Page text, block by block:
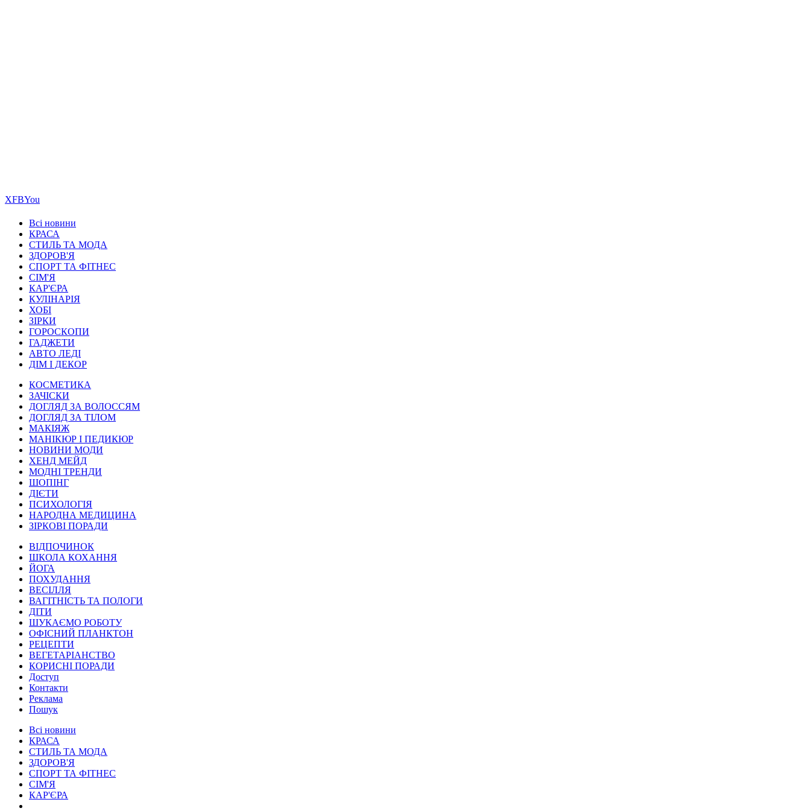
ХFBYou
Всі новини
КРАСА
СТИЛЬ ТА МОДА
ЗДОРОВ'Я
СПОРТ ТА ФІТНЕС
СІМ'Я
КАР'ЄРА
КУЛІНАРІЯ
ХОБІ
ЗІРКИ
ГОРОСКОПИ
ГАДЖЕТИ
АВТО ЛЕДІ
ДІМ І ДЕКОР
КОСМЕТИКА
ЗАЧІСКИ
ДОГЛЯД ЗА ВОЛОССЯМ
ДОГЛЯД ЗА ТІЛОМ
МАКІЯЖ
МАНІКЮР І ПЕДИКЮР
НОВИНИ МОДИ
ХЕНД МЕЙД
МОДНІ ТРЕНДИ
ШОПІНГ
ДІЄТИ
ПСИХОЛОГІЯ
НАРОДНА МЕДИЦИНА
ЗІРКОВІ ПОРАДИ
ВІДПОЧИНОК
ШКОЛА КОХАННЯ
ЙОГА
ПОХУДАННЯ
ВЕСІЛЛЯ
ВАГІТНІСТЬ ТА ПОЛОГИ
ДІТИ
ШУКАЄМО РОБОТУ
ОФІСНИЙ ПЛАНКТОН
РЕЦЕПТИ
ВЕГЕТАРІАНСТВО
КОРИСНІ ПОРАДИ
Доступ
Контакти
Реклама
Пошук
Всі новини
КРАСА
СТИЛЬ ТА МОДА
ЗДОРОВ'Я
СПОРТ ТА ФІТНЕС
СІМ'Я
КАР'ЄРА